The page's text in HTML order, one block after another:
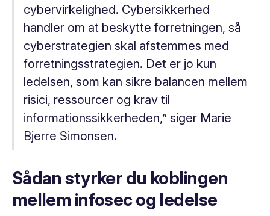
cybervirkelighed. Cybersikkerhed
handler om at beskytte forretningen, så
cyberstrategien skal afstemmes med
forretningsstrategien. Det er jo kun
ledelsen, som kan sikre balancen mellem
risici, ressourcer og krav til
informationssikkerheden,” siger Marie
Bjerre Simonsen.
Sådan styrker du koblingen
mellem infosec og ledelse